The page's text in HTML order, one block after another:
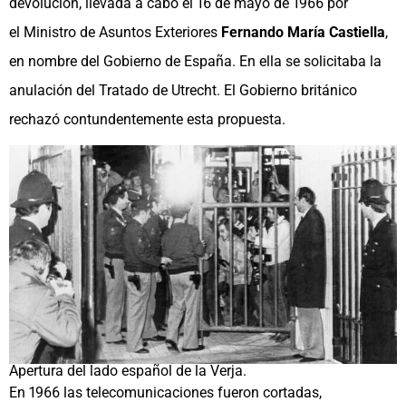
el Ministro de Asuntos Exteriores Fernando María Castiella,
en nombre del Gobierno de España. En ella se solicitaba la
anulación del Tratado de Utrecht.​ El Gobierno británico
rechazó contundentemente esta propuesta.
Apertura del lado español de la Verja.
En 1966 las telecomunicaciones fueron cortadas,